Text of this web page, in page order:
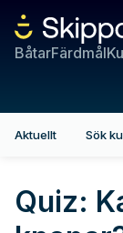
BåtarFärdmål
Aktuellt Sök
Quiz: